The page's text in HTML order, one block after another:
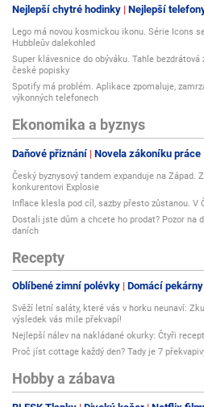
Nejlepší chytré hodinky Nejlepší
Lego má novou kosmickou ikonu. Série Icons
Hubbleův dalekohled
Super klávesnice do obýváku. Tahle
české popisky
Spotify má problém. Aplikace zpomaluje,
výkonných telefonech
Ekonomika a byznys
Daňové přiznání Novela zákoníku práce
Český byznysový tandem expanduje na Západ.
konkurentovi Explosie
Inflace klesla pod cíl, sazby přesto zůstanou. V
Dostali jste dům a chcete ho prodat? Pozor na
daních
Recepty
Oblíbené zimní polévky Domácí pekárny
Svěží letní saláty, které vás v horku neunaví:
výsledek vás mile překvapí!
Nejlepší nálev na nakládané okurky: Čtyři
Proč jíst cottage každý den? Tady je 7
Hobby a zábava